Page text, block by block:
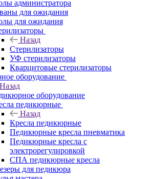
администратора
для ожидания
для ожидания
Назад
Стерилизаторы
УФ стерилизаторы
Кварцитовые стерилизаторы
оборудование
Назад
оборудование
педикюрные
Назад
Кресла педикюрные
Педикюрные кресла пневматика
Педикюрные кресла с
электрорегулировкой
СПА педикюрные кресла
для педикюра